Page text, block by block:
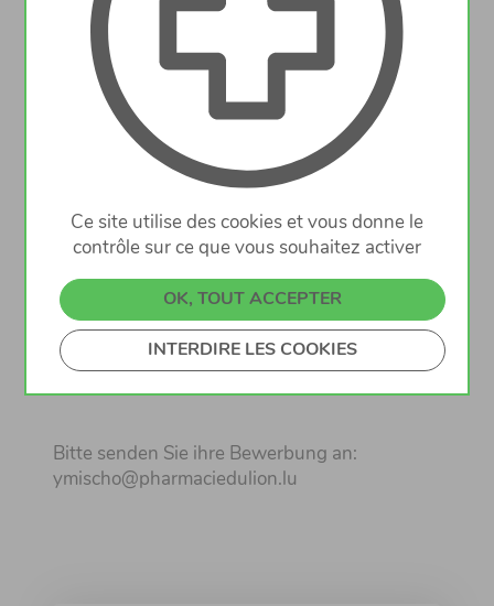
Merci d'envoyer votre candidature à:
ymischo@pharmaciedulion.lu
Die Löwenapotheke aus Echternach möchte
auf unbefristete Zeit ein (e) Pharmazeutisch-
kaufmännischer/r Angestellte/r (PKA)
einstellen.
Bitte senden Sie ihre Bewerbung an:
ymischo@pharmaciedulion.lu
Ce site utilise des cookies et vous donne le
contrôle sur ce que vous souhaitez activer
OK, TOUT ACCEPTER
INTERDIRE LES COOKIES